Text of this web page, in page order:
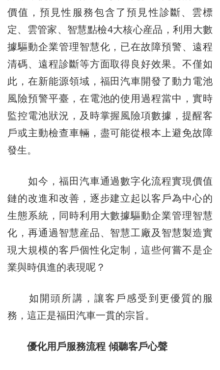
價值，預見性服務包含了預見性診斷、雲標
定、雲管家、智慧點檢4大核心産品，利用大數
據驅動企業管理智慧化，已在故障預警、遠程
清碼、遠程診斷等方面取得良好效果。不僅如
此，在新能源領域，福田汽車開發了動力電池
風險預警平臺，在電池的使用過程當中，實時
監控電池狀況，及時掌握風險項數據，提醒客
戶或主動檢查車輛，盡可能從根本上避免故障
發生。
如今，福田汽車通過數字化流程實現價值
鏈的改進和改善，逐步建立起以客戶為中心的
生態系統，同時利用大數據驅動企業管理智慧
化，再通過智慧産品、智慧工廠及智慧製造實
現大規模的客戶個性化定制，這些何嘗不是企
業與時俱進的表現呢？
如開頭所講，讓客戶感受到更優質的服
務，這正是福田汽車一貫的宗旨。
優化用戶服務流程 傾聽客戶心聲